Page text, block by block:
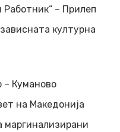
– Прилеп
културна
– Куманово
на Македонија